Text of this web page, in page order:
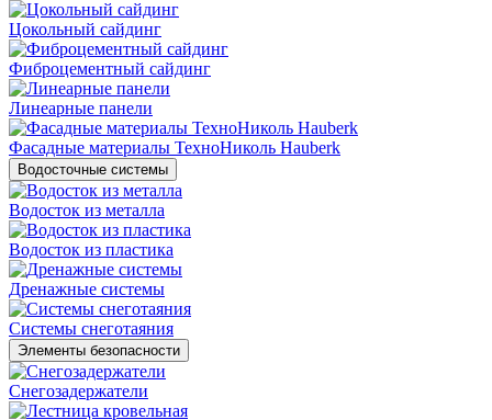
Цокольный сайдинг
Фиброцементный сайдинг
Линеарные панели
Фасадные материалы ТехноНиколь Hauberk
Водосточные системы
Водосток из металла
Водосток из пластика
Дренажные системы
Системы снеготаяния
Элементы безопасности
Снегозадержатели